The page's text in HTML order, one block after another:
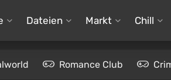
Dateien Markt Chill
Romance Club